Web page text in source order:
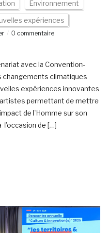
Environnement
expériences
0 commentaire
avec la Convention-
changements climatiques
expériences innovantes
permettant de mettre
de l’Homme sur son
l’occasion de […]